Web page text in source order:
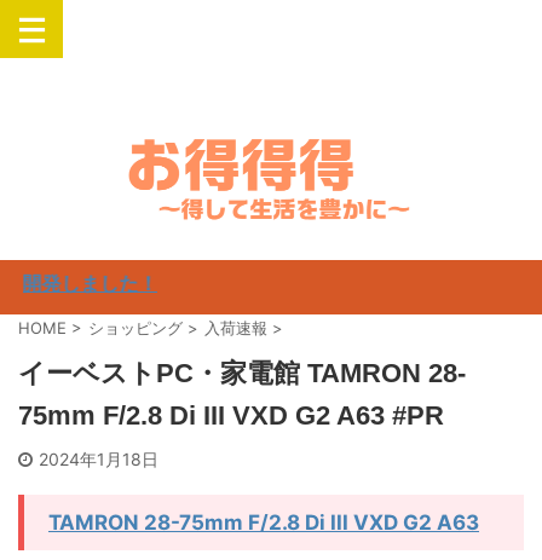
発しました！
HOME > ショッピング > 入荷速報 >
イーベストPC・家電館 TAMRON 28-
75mm F/2.8 Di III VXD G2 A63 #PR
2024年1月18日
TAMRON 28-75mm F/2.8 Di III VXD G2 A63